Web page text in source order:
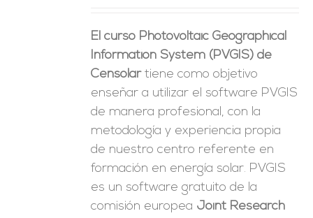
El curso Photovoltaic Geographical
Information System (PVGIS) de
Censolartiene como objetivo
enseñar a utilizar el software PVGIS
de manera profesional, con la
metodología y experiencia propia
de nuestro centro referente en
formación en energía solar. PVGIS
es un software gratuito de la
comisión europea Joint Research